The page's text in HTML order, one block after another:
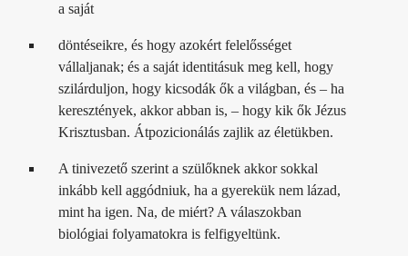
a saját
döntéseikre, és hogy azokért felelősséget
vállaljanak; és a saját identitásuk meg kell, hogy
szilárduljon, hogy kicsodák ők a világban, és – ha
keresztények, akkor abban is, – hogy kik ők Jézus
Krisztusban. Átpozicionálás zajlik az életükben.
A tinivezető szerint a szülőknek akkor sokkal
inkább kell aggódniuk, ha a gyerekük nem lázad,
mint ha igen. Na, de miért? A válaszokban
biológiai folyamatokra is felfigyeltünk.